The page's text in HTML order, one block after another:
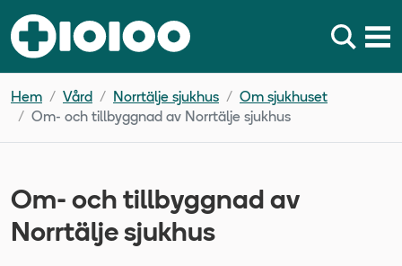
Hem Vård Norrtälje sjukhus
Om sjukhuset
Om- och tillbyggnad av Norrtälje sjukhus
Om- och tillbyggnad av
Norrtälje sjukhus